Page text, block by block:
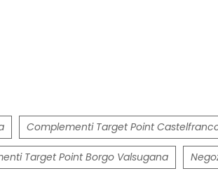
Complementi Target Point
Target Point Borgo Valsugana